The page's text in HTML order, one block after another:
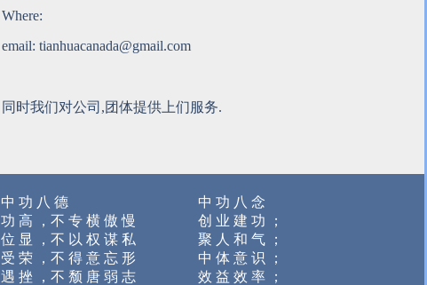
Where:
email: tianhuacanada@gmail.com
同时我们对公司,团体提供上们服务.
中 功 八 德
功 高 ，不 专 横 傲 慢
位 显 ，不 以 权 谋 私
受 荣 ，不 得 意 忘 形
遇 挫 ，不 颓 唐 弱 志
中 功 八 念
创 业 建 功 ；
聚 人 和 气 ；
中 体 意 识 ；
效 益 效 率 ；